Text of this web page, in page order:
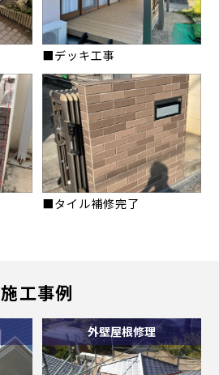
■デッキ工事
■タイル補修完了
施工事例
外壁屋根修理